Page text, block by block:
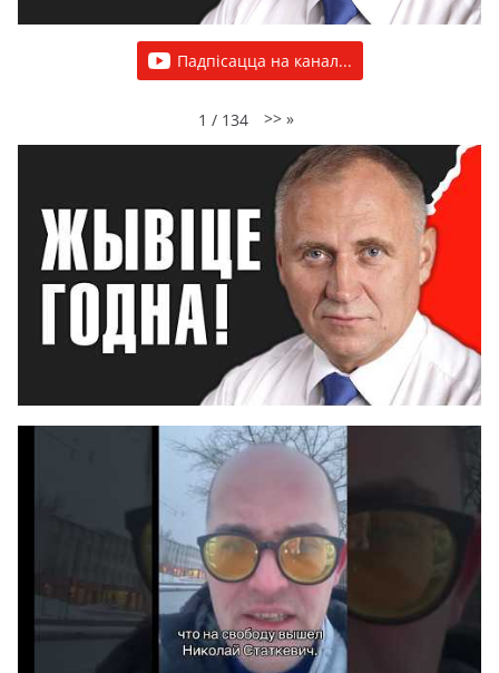
Падпісацца на канал...
1 / 134 >> »